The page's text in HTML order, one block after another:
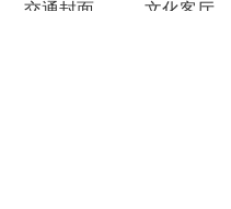
交通封面 文化客厅